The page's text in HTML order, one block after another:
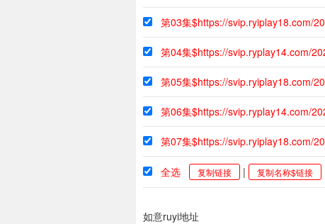
第03集$https://svip.ryiplay18.com/
第04集$https://svip.ryplay14.com/
第05集$https://svip.ryiplay18.com/
第06集$https://svip.ryplay14.com/
第07集$https://svip.ryiplay18.com/
全选 复制链接 | 复制名称$链接
如意ruyi地址